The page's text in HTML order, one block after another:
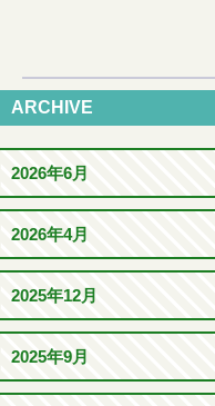
ARCHIVE
2026年6月
2026年4月
2025年12月
2025年9月